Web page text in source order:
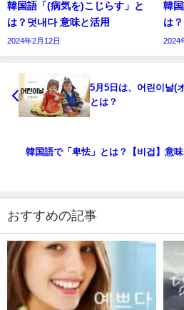
韓国語「(病気を)こじらす」と
は？덧내다 意味と活用
2024年2月12日
韓
は
2024
5月5日は、어린이날(
とは？
韓国語で「卑怯」とは？【비겁】意
おすすめの記事